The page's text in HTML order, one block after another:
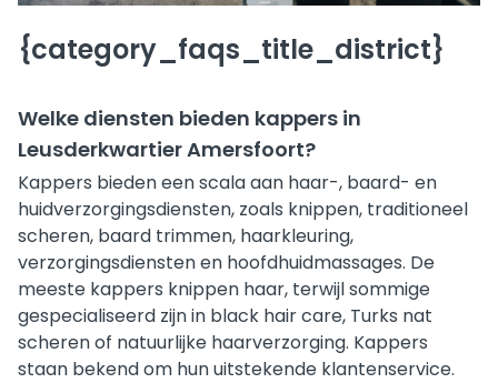
{category_faqs_title_district}
Welke diensten bieden kappers in
Leusderkwartier Amersfoort?
Kappers bieden een scala aan haar-, baard- en
huidverzorgingsdiensten, zoals knippen, traditioneel
scheren, baard trimmen, haarkleuring,
verzorgingsdiensten en hoofdhuidmassages. De
meeste kappers knippen haar, terwijl sommige
gespecialiseerd zijn in black hair care, Turks nat
scheren of natuurlijke haarverzorging. Kappers
staan bekend om hun uitstekende klantenservice.